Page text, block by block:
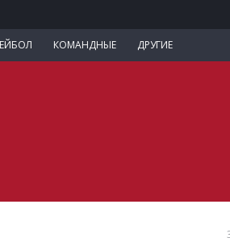
КОМАНДНЫЕ ДРУГИЕ